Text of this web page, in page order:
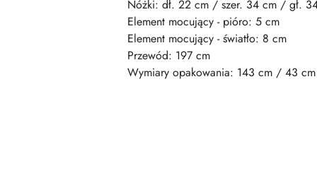
Nóżki: dł. 22 cm / szer. 34 cm / gł.
Element mocujący - pióro: 5 cm
Element mocujący - światło: 8 cm
Przewód: 197 cm
Wymiary opakowania: 143 cm / 43